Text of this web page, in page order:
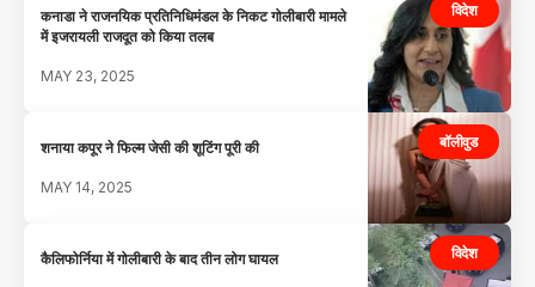
विदेश
कनाडा ने राजनयिक प्रतिनिधिमंडल के निकट गोलीबारी मामले
में इजरायली राजदूत को किया तलब
MAY 23, 2025
बॉलीवुड
शनाया कपूर ने फिल्म जेसी की शूटिंग पूरी की
MAY 14, 2025
विदेश
कैलिफोर्निया में गोलीबारी के बाद तीन लोग घायल